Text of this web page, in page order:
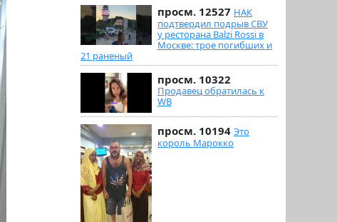
просм. 12527 НАК
подтвердил подрыв СВУ
у ресторана Balzi Rossi в
Москве: трое погибших и
21 раненый
просм. 10322
Продавец обратилась к
WB
просм. 10194 Это
король Марокко